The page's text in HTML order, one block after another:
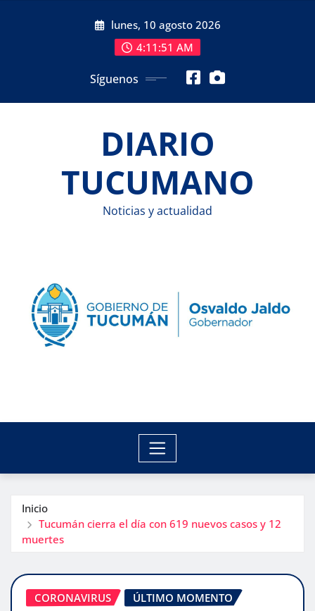
lunes, 10 agosto 2026
4:11:51 AM
Síguenos
DIARIO
TUCUMANO
Noticias y actualidad
Inicio
Tucumán cierra el día con 619 nuevos casos y 12
muertes
CORONAVIRUS ÚLTIMO MOMENTO